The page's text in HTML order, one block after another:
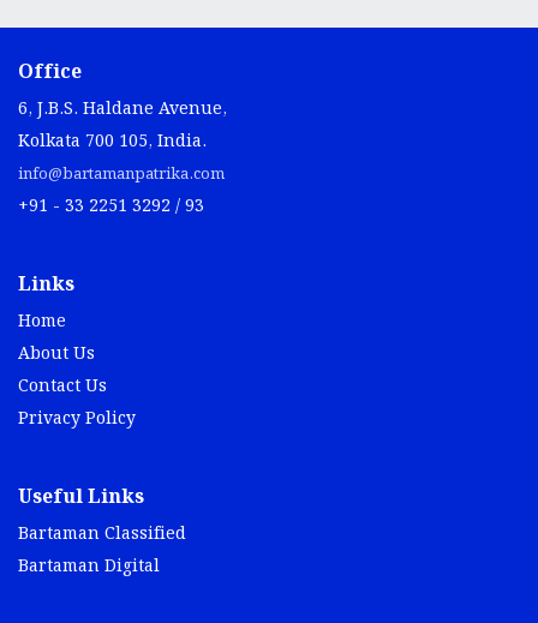
Office
6, J.B.S. Haldane Avenue,
Kolkata 700 105, India.
info@bartamanpatrika.com
+91 - 33 2251 3292 / 93
Links
Home
About Us
Contact Us
Privacy Policy
Useful Links
Bartaman Classified
Bartaman Digital